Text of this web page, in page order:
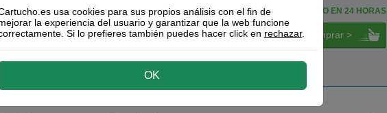
(9,5 / 4 opiniones)
RECÍBELO EN 24 HORAS
comprar >
De Tinta 23 tri-color
usa cookies para sus propios análisis con el fin de
la experiencia del usuario y garantizar que la web funcione
Si lo prefieres también puedes hacer click en rechazar.
OK